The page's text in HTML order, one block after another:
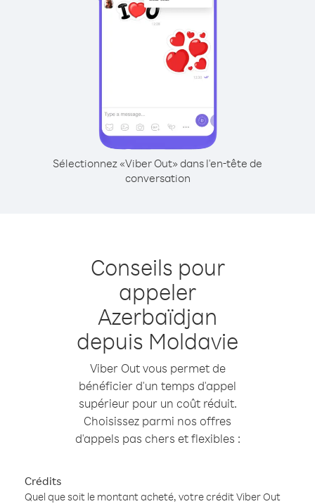
Sélectionnez «Viber Out» dans l'en-tête de
conversation
Conseils pour
appeler
Azerbaïdjan
depuis Moldavie
Viber Out vous permet de
bénéficier d'un temps d'appel
supérieur pour un coût réduit.
Choisissez parmi nos offres
d'appels pas chers et flexibles :
Crédits
Quel que soit le montant acheté, votre crédit Viber Out